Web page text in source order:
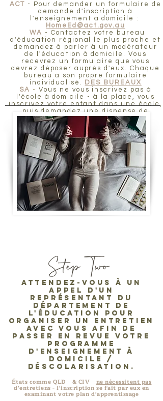
ACT - Pour demander un formulaire de
demande d'inscription à
l'enseignement à domicile :
HomeEd@act.gov.au
WA - Contactez votre bureau
d'éducation régional le plus proche et
demandez à parler à un modérateur
de l'éducation à domicile. Vous
recevrez un formulaire que vous
devrez déposer auprès d'eux. Chaque
bureau a son propre formulaire
individualisé.
DES BUREAUX
SA - Vous ne vous inscrivez pas à
l'école à domicile - à la place, vous
inscrivez votre enfant dans une école,
puis demandez une dispense de
fréquentation. unité à
education.homeeducation@sa.gov.au
Attendez-vous à un
appel d'un
représentant du
département de
l'éducation pour
organiser un entretien
avec vous afin de
passer en revue votre
programme
d'enseignement à
domicile /
déscolarisation.
États comme QLD & CIV ne nécessitent pas
d'entretiens - l'inscription se fait par eux en
examinant votre plan d'apprentissage